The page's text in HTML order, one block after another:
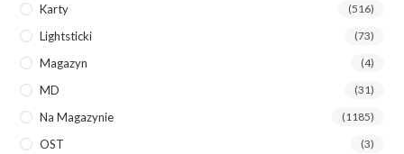
Karty (516)
Lightsticki (73)
Magazyn (4)
MD (31)
Na Magazynie (1185)
OST (3)